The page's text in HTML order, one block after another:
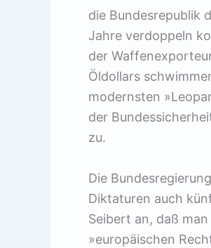
die Bundesrepublik
Jahre verdoppeln
der
Öldollars
modernsten
der
zu.
Die
Diktaturen auch
Seibert an, daß
»europäischen